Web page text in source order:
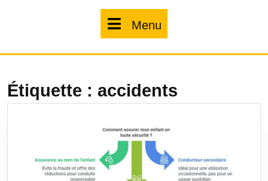
Menu
Étiquette : accidents